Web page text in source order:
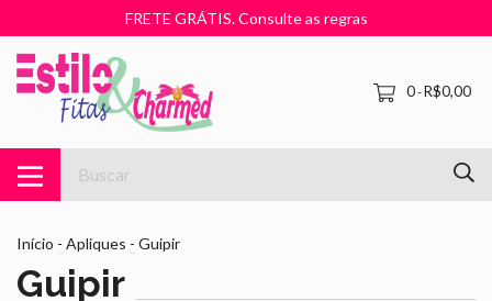
FRETE GRÁTIS. Consulte as regras
0-R$0,00
Início - Apliques - Guipir
Guipir